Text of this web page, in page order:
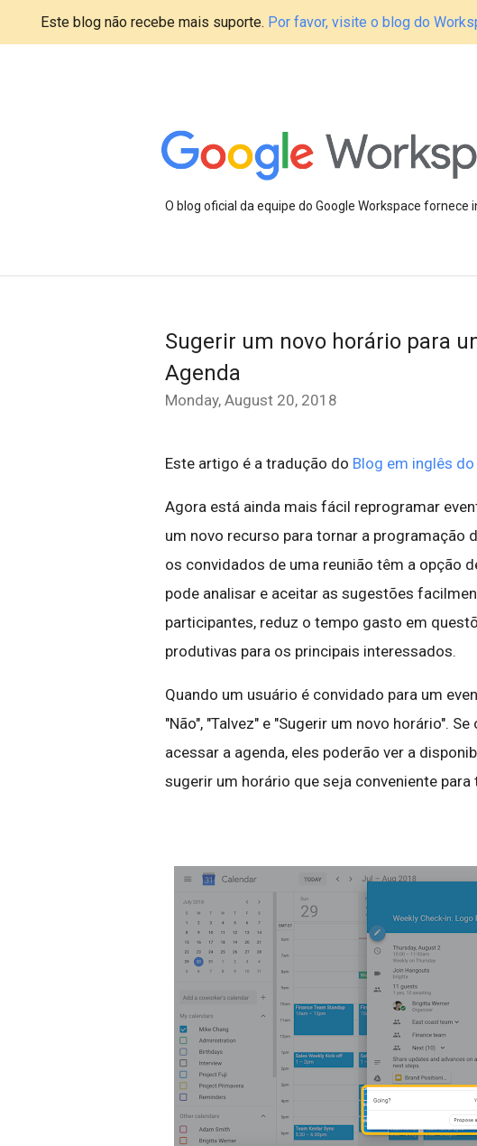
Este blog não recebe mais suporte. Por favor, visite o blog do
O blog oficial da equipe do Google Workspace
Sugerir um novo horário para
Agenda
Monday, August 20, 2018
Este artigo é a tradução do Blog em inglês
Agora está ainda mais fácil reprogramar
um novo recurso para tornar a programação
os convidados de uma reunião têm a opção
pode analisar e aceitar as sugestões
participantes, reduz o tempo gasto em
produtivas para os principais interessados.
Quando um usuário é convidado para um
"Não", "Talvez" e "Sugerir um novo horário".
acessar a agenda, eles poderão ver a
sugerir um horário que seja conveniente para